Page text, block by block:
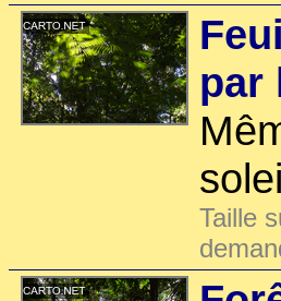
par
Taille